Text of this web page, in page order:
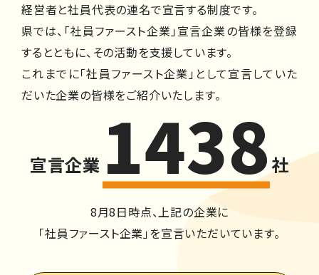
経営者と社員代表の連名で宣言する制度です。
県では、「社員ファースト企業」宣言企業の皆様を登録
するとともに、その活動を支援しています。
これまでに「社員ファースト企業」として宣言していた
だいた企業の皆様をご紹介いたします。
宣言企業 1438社
8月8日時点、上記の企業に
「社員ファースト企業」を宣言いただいています。